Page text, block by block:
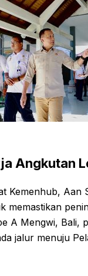
Angkutan
Kemenhub, Aan
memastikan
A Mengwi,
jalur menuju